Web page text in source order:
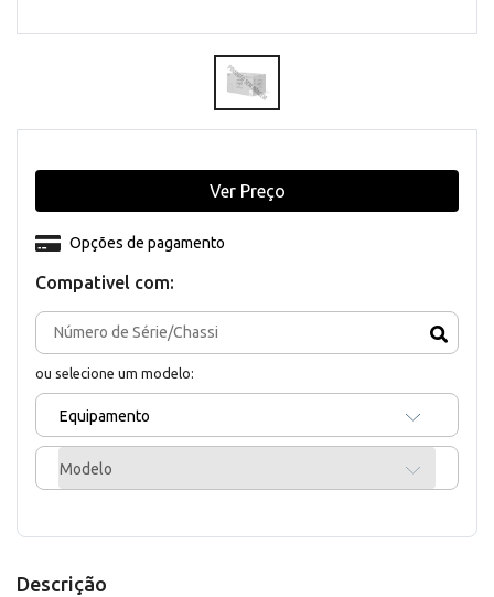
Compativel com:
ou selecione um modelo:
Equipamento
Modelo
Opções de pagamento
Ver Preço
Descrição